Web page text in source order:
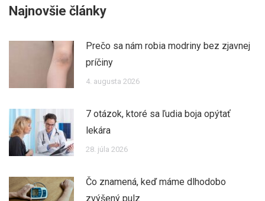
Najnovšie články
Prečo sa nám robia modriny bez zjavnej
príčiny
4. augusta 2026
7 otázok, ktoré sa ľudia boja opýtať
lekára
28. júla 2026
Čo znamená, keď máme dlhodobo
zvýšený pulz